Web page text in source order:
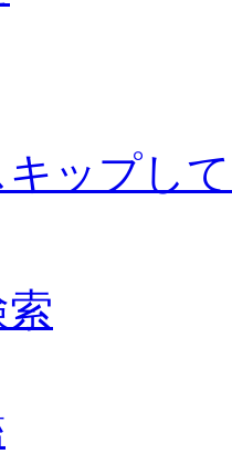
キップし